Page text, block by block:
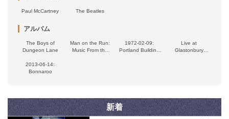
Paul McCartney The Beatles
アルバム
The Boys of
Dungeon Lane
Man on the Run:
Music From the
1972-02-09:
Portland Building
Live at
Glastonbury
2013-06-14:
Bonnaroo
新着